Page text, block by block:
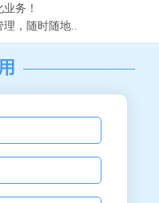
务！
，随时随地..